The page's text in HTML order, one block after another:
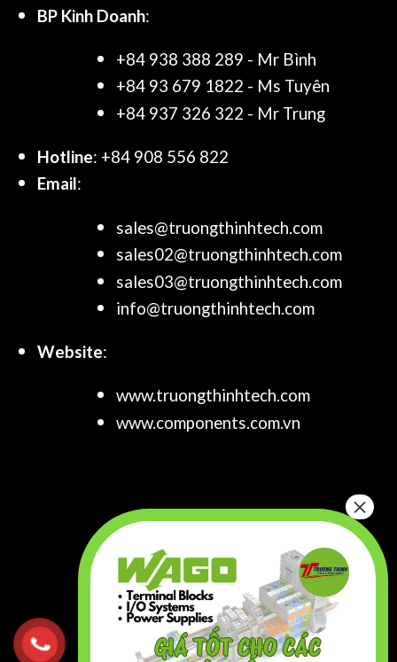
BP Kinh Doanh:
+84 938 388 289 - Mr Bình
+84 93 679 1822 - Ms Tuyên
+84 937 326 322 - Mr Trung
Hotline: +84 908 556 822
Email:
sales@truongthinhtech.com
sales02@truongthinhtech.com
sales03@truongthinhtech.com
info@truongthinhtech.com
Website:
www.truongthinhtech.com
www.components.com.vn